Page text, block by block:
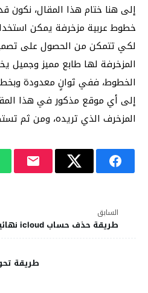
إلى هنا ختام هذا المقال، نكون
خطوط عربية مزخرفة يمكن
لكي تتمكن من الحصول على
المزخرفة لها طابع مميز وجميل
الخطوط، ففي ثوانٍ معدودة
إلى أي موقع مذكور في هذا
المزخرف الذي تريده، ومن ثم
السابق
طريقة حذف حساب icloud نهائياً
طريقة